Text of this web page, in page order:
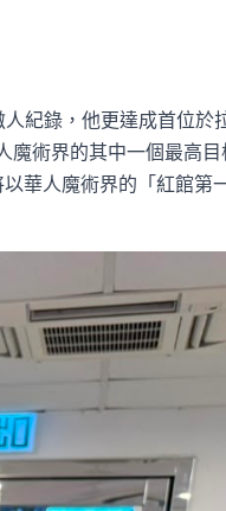
紀錄，他更達成首位於
魔術界的其中一個最高
以華人魔術界的「紅館第